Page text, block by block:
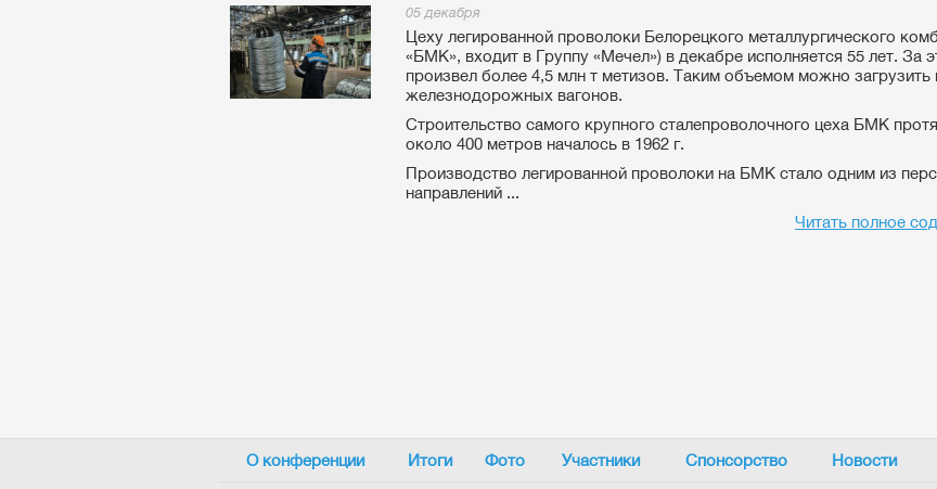
05 декабря
Цеху легированной проволоки Белорецкого металлургического
«БМК», входит в Группу «Мечел») в декабре исполняется 55 лет. За
произвел более 4,5 млн т метизов. Таким объемом можно загрузить
железнодорожных вагонов.
Строительство самого крупного сталепроволочного цеха БМК
около 400 метров началось в 1962 г.
Производство легированной проволоки на БМК стало одним из
направлений ...
Читать полное
О конференции Итоги Фото Участники Спонсорство Новости